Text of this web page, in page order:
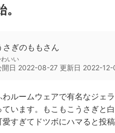
さぎのももさん
いい
開日 2022-08-27 更新日 2022-
わルームウェアで有名なジェ
ています。もこもこうさぎと
すぎてドツボにハマると投